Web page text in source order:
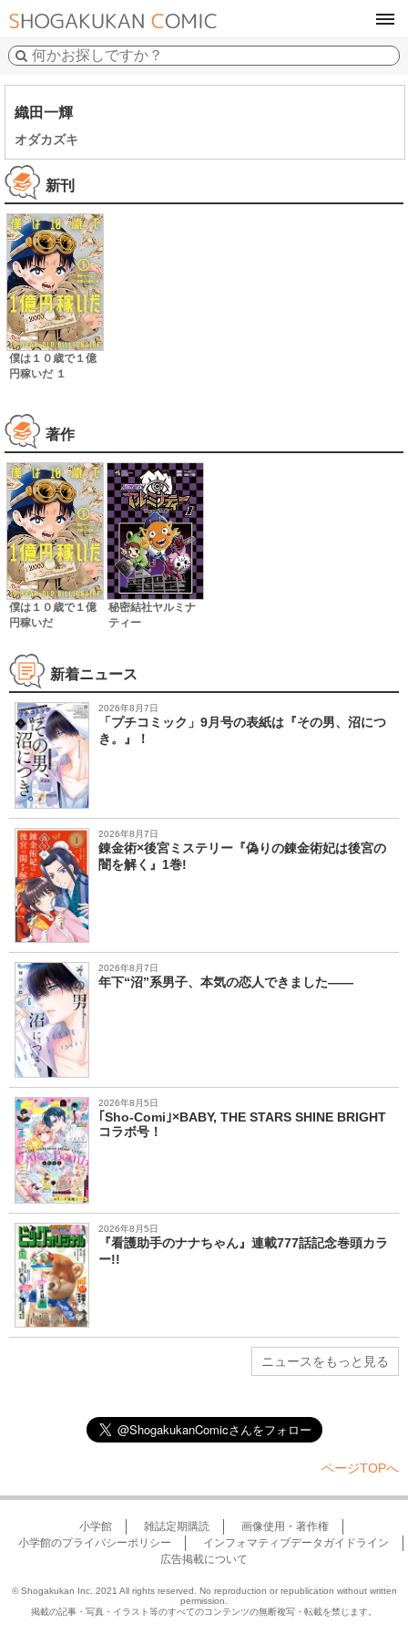
織田一輝
オダカズキ
新刊
僕は１０歳で１億
円稼いだ １
著作
僕は１０歳で１億
円稼いだ
秘密結社ヤルミナ
ティー
新着ニュース
2026年8月7日
「プチコミック」9月号の表紙は『その男、沼につ
き。』！
2026年8月7日
錬金術×後宮ミステリー『偽りの錬金術妃は後宮の
闇を解く』1巻!
2026年8月7日
年下“沼”系男子、本気の恋人できました――
2026年8月5日
｢Sho-Comi｣×BABY, THE STARS SHINE BRIGHT
コラボ号！
2026年8月5日
『看護助手のナナちゃん』連載777話記念巻頭カラ
ー!!
ニュースをもっと見る
ページTOPへ
小学館 雑誌定期購読
画像使用・著作権
小学館のプライバシーポリシー
インフォマティブデータガイドライン
広告掲載について
© Shogakukan Inc. 2021 All rights reserved. No reproduction or republication without written
permission.
掲載の記事・写真・イラスト等のすべてのコンテンツの無断複写・転載を禁じます。